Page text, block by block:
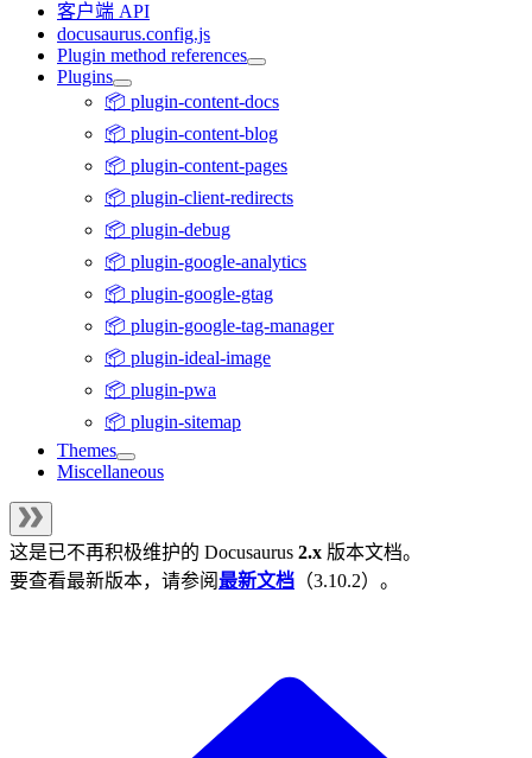
客户端 API
docusaurus.config.js
Plugin method references
Plugins
📦 plugin-content-docs
📦 plugin-content-blog
📦 plugin-content-pages
📦 plugin-client-redirects
📦 plugin-debug
📦 plugin-google-analytics
📦 plugin-google-gtag
📦 plugin-google-tag-manager
📦 plugin-ideal-image
📦 plugin-pwa
📦 plugin-sitemap
Themes
Miscellaneous
这是已不再积极维护的 Docusaurus 2.x 版本文档。
要查看最新版本，请参阅最新文档 （3.10.2）。